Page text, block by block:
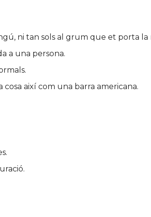
ni tan sols al grum que et porta la
a una persona.
així com una barra americana.